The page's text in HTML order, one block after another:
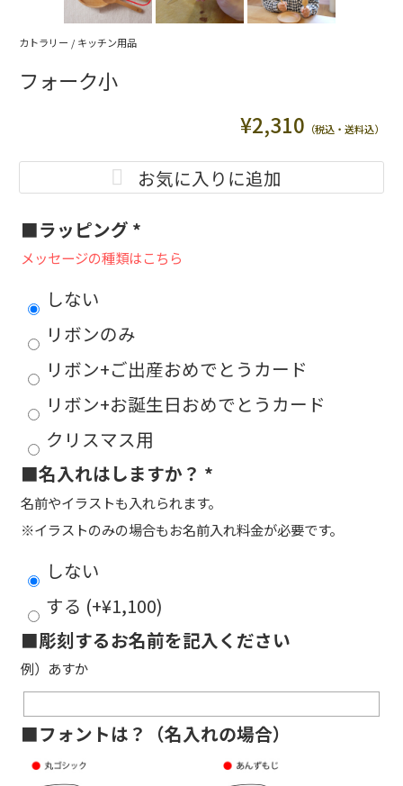
カトラリー / キッチン用品
フォーク小
¥2,310 （税込・送料込）
お気に入りに追加
■ラッピング *
メッセージの種類はこちら
しない
リボンのみ
リボン+ご出産おめでとうカード
リボン+お誕生日おめでとうカード
クリスマス用
■名入れはしますか？ *
名前やイラストも入れられます。
※イラストのみの場合もお名前入れ料金が必要です。
しない
する (+¥1,100)
■彫刻するお名前を記入ください
例）あすか
■フォントは？（名入れの場合）